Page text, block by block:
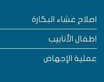
غشاء البكارة
الأنابيب
الإجهاض